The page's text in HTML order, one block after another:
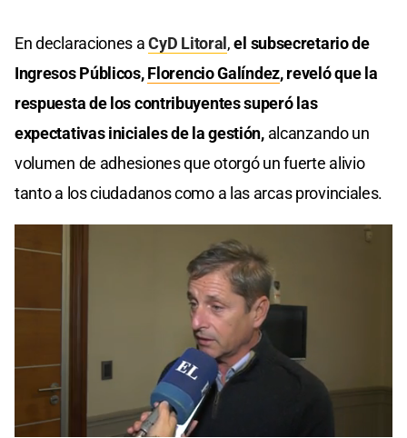
En declaraciones aCyD Litoral ,el subsecretario de
Ingresos Públicos,Florencio Galíndez, reveló que la
respuesta de los contribuyentes superó las
expectativas iniciales de la gestión,alcanzando un
volumen de adhesiones que otorgó un fuerte alivio
tanto a los ciudadanos como a las arcas provinciales.